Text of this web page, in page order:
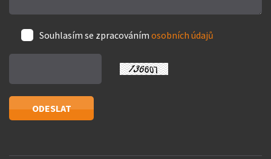
Souhlasím se zpracováním osobních údajů